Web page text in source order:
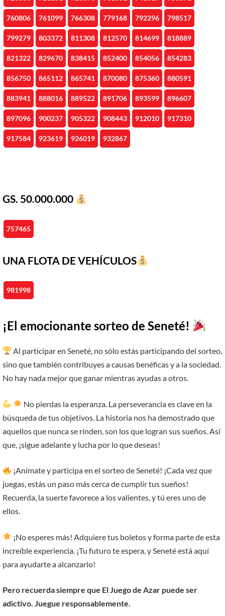
760806 761099 766308 779168 792296 798517
799279 803372 811308 812570 814699 818889
821322 829670 838415 852400 854056 854283
856750 865112 865741 870080 875360 880591
883941 888016 889522 891706 893599 896607
897096 900237 905322 908443 912010 917310
917584 923619 926019 932867
GS. 50.000.000
757465
UNA FLOTA DE VEHÍCULOS
981998
¡El emocionante sorteo de Seneté!
Al participar en Seneté, no sólo estás participando del sorteo,
sino que también contribuyes a causas benéficas y a la sociedad.
No hay nada mejor que ganar mientras ayudas a otros.
No pierdas la esperanza. La perseverancia es clave en la
búsqueda de tus objetivos. La historia nos ha demostrado que
aquellos que nunca se rinden, son los que logran sus sueños. Así
que, ¡sigue adelante y lucha por lo que deseas!
¡Anímate y participa en el sorteo de Seneté! ¡Cada vez que
juegas, estás un paso más cerca de cumplir tus sueños!
Recuerda, la suerte favorece a los valientes, y tú eres uno de
ellos.
¡No esperes más! Adquiere tus boletos y forma parte de esta
increíble experiencia. ¡Tu futuro te espera, y Seneté está aquí
para ayudarte a alcanzarlo!
Pero recuerda siempre que El Juego de Azar puede ser
adictivo. Juegue responsablemente.